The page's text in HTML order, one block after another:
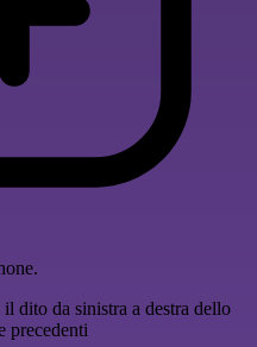
dito da sinistra a destra dello
precedenti